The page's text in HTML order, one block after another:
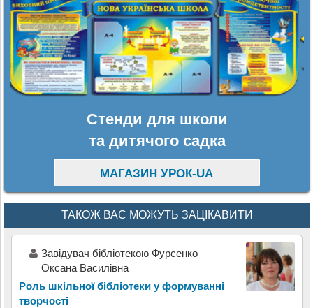
Стенди для школи
та дитячого садка
МАГАЗИН УРОК-UA
ТАКОЖ ВАС МОЖУТЬ ЗАЦІКАВИТИ
Завідувач бібліотекою Фурсенко
Оксана Василівна
Роль шкільної бібліотеки у формуванні
творчості